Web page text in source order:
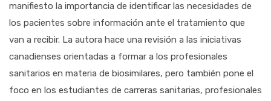
manifiesto la importancia de identificar las necesidades de
los pacientes sobre información ante el tratamiento que
van a recibir. La autora hace una revisión a las iniciativas
canadienses orientadas a formar a los profesionales
sanitarios en materia de biosimilares, pero también pone el
foco en los estudiantes de carreras sanitarias, profesionales